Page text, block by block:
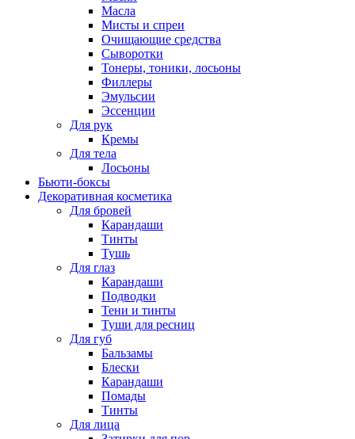
Масла
Мисты и спреи
Очищающие средства
Сыворотки
Тонеры, тоники, лосьоны
Филлеры
Эмульсии
Эссенции
Для рук
Кремы
Для тела
Лосьоны
Бьюти-боксы
Декоративная косметика
Для бровей
Карандаши
Тинты
Тушь
Для глаз
Карандаши
Подводки
Тени и тинты
Туши для ресниц
Для губ
Бальзамы
Блески
Карандаши
Помады
Тинты
Для лица